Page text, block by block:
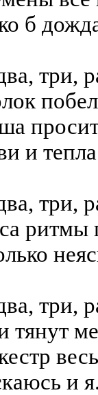
б
три,
и
три,
ритмы
три,
тянут
и